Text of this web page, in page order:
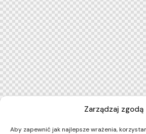
Zarządzaj zgodą
Aby zapewnić jak najlepsze wrażenia,